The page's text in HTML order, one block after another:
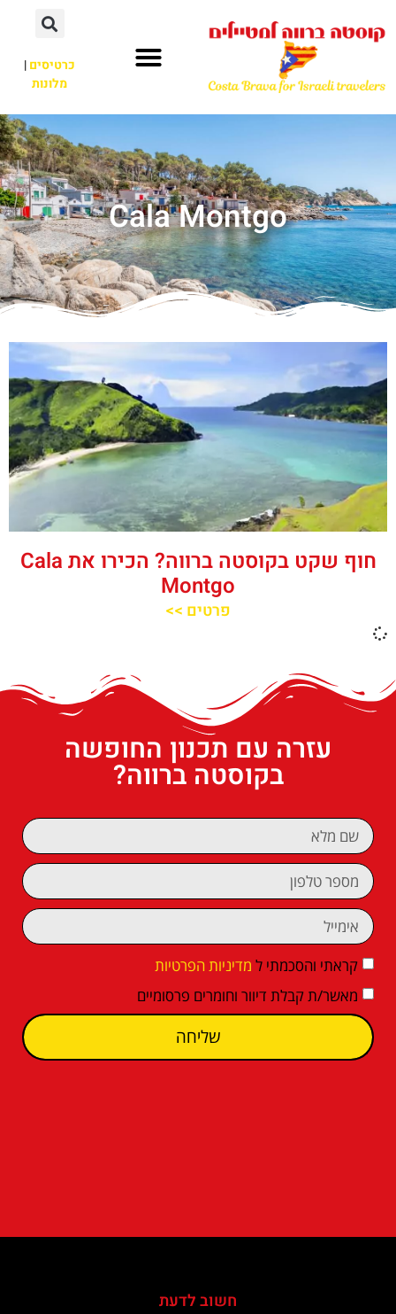
כרטיסים|
מלונות
Cala Montgo
חוף שקט בקוסטה ברווה? הכירו את ‪‪Cala
Montgo‬‬
פרטים >>
עזרה עם תכנון החופשה
בקוסטה ברווה?
קראתי והסכמתי ל מדיניות הפרטיות
מאשר/ת קבלת דיוור וחומרים פרסומיים
שליחה
חשוב לדעת